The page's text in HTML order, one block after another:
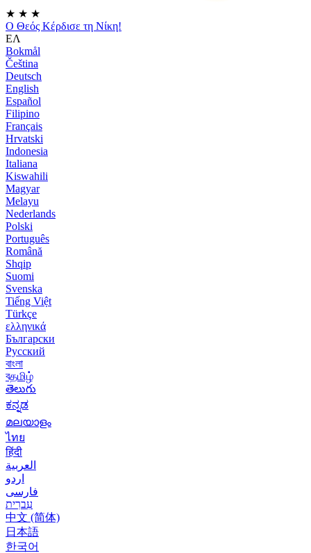
★ ★ ★
Ο Θεός Κέρδισε τη Νίκη!
ΕΛ
Bokmål
Čeština
Deutsch
English
Español
Filipino
Français
Hrvatski
Indonesia
Italiana
Kiswahili
Magyar
Melayu
Nederlands
Polski
Português
Română
Shqip
Suomi
Svenska
Tiếng Việt
Türkçe
ελληνικά
Български
Русский
বাংলা
বதமிழ்
తెలుగు
ಕನ್ನಡ
മലയാളം
ไทย
हिंदी
العربية
اردو
فارسی
עִברִית
中文 (简体)
日本語
한국어